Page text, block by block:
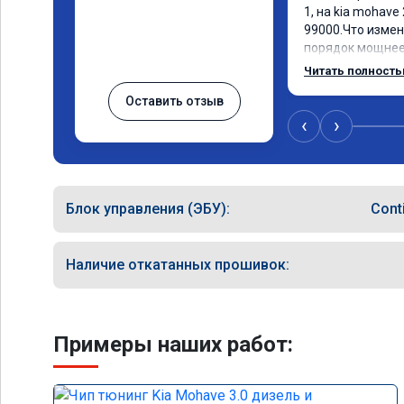
Оставить отзыв
1, на kia mohave
99000.Что
порядок
лошадей
15 город, уже
12.5. Коробка
Читать
‹ ›
Блок управления (ЭБУ):
Наличие откатанных прошивок:
Примеры наших работ: